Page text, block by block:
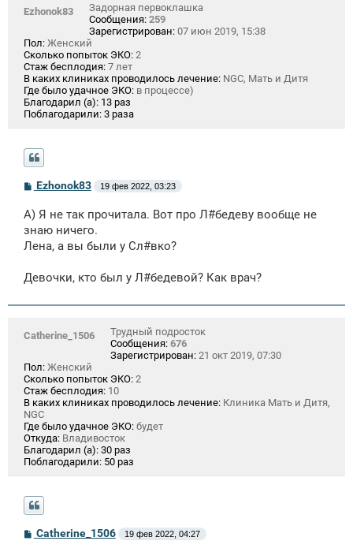
Ezhonok83
Задорная первоклашка
Сообщения: 259
Зарегистрирован: 07 июн 2019, 15:38
Пол: Женский
Сколько попыток ЭКО: 2
Стаж бесплодия: 7 лет
В каких клиниках проводилось лечение: NGC, Мать и Дитя
Где было удачное ЭКО: в процессе)
Благодарил (а): 13 раз
Поблагодарили: 3 раза
С
о
б
щ
н
Ezhonok83 19 фев 2022, 03:23
А) Я не так прочитала. Вот про Л#бедеву вообще не
знаю ничего.
Лена, а вы были у Сл#вко?
Девочки, кто был у Л#бедевой? Как врач?
Catherine_1506
Трудный подросток
Сообщения: 676
Зарегистрирован: 21 окт 2019, 07:30
Пол: Женский
Сколько попыток ЭКО: 2
Стаж бесплодия: 10
В каких клиниках проводилось лечение: Клиника Мать и Дитя,
NGC
Где было удачное ЭКО: будет
Откуда: Владивосток
Благодарил (а): 30 раз
Поблагодарили: 50 раз
С
о
Catherine_1506 19 фев 2022, 04:27